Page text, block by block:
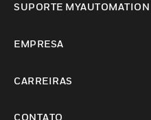
SUPORTE MYAUTOMATION
EMPRESA
CARREIRAS
CONTATO